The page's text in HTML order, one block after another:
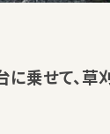
乗せて、草